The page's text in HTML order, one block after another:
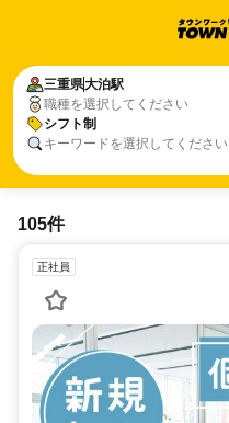
三重県大泊駅
職種を選択してください
シフト制
キーワードを選択してください
105件
正社員